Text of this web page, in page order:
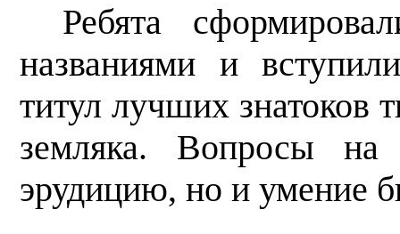
Ребята
названиями и
титул лучших знатоков
земляка. Вопросы на
эрудицию, но и умение